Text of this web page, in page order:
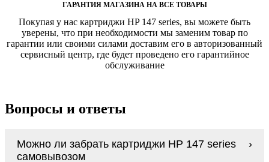
ГАРАНТИЯ МАГАЗИНА НА ВСЕ ТОВАРЫ
Покупая у нас картриджи HP 147 series, вы можете быть
уверены, что при необходимости мы заменим товар по
гарантии или своими силами доставим его в авторизованный
сервисный центр, где будет проведено его гарантийное
обслуживание
Вопросы и ответы
Можно ли забрать картриджи HP 147 series
самовывозом